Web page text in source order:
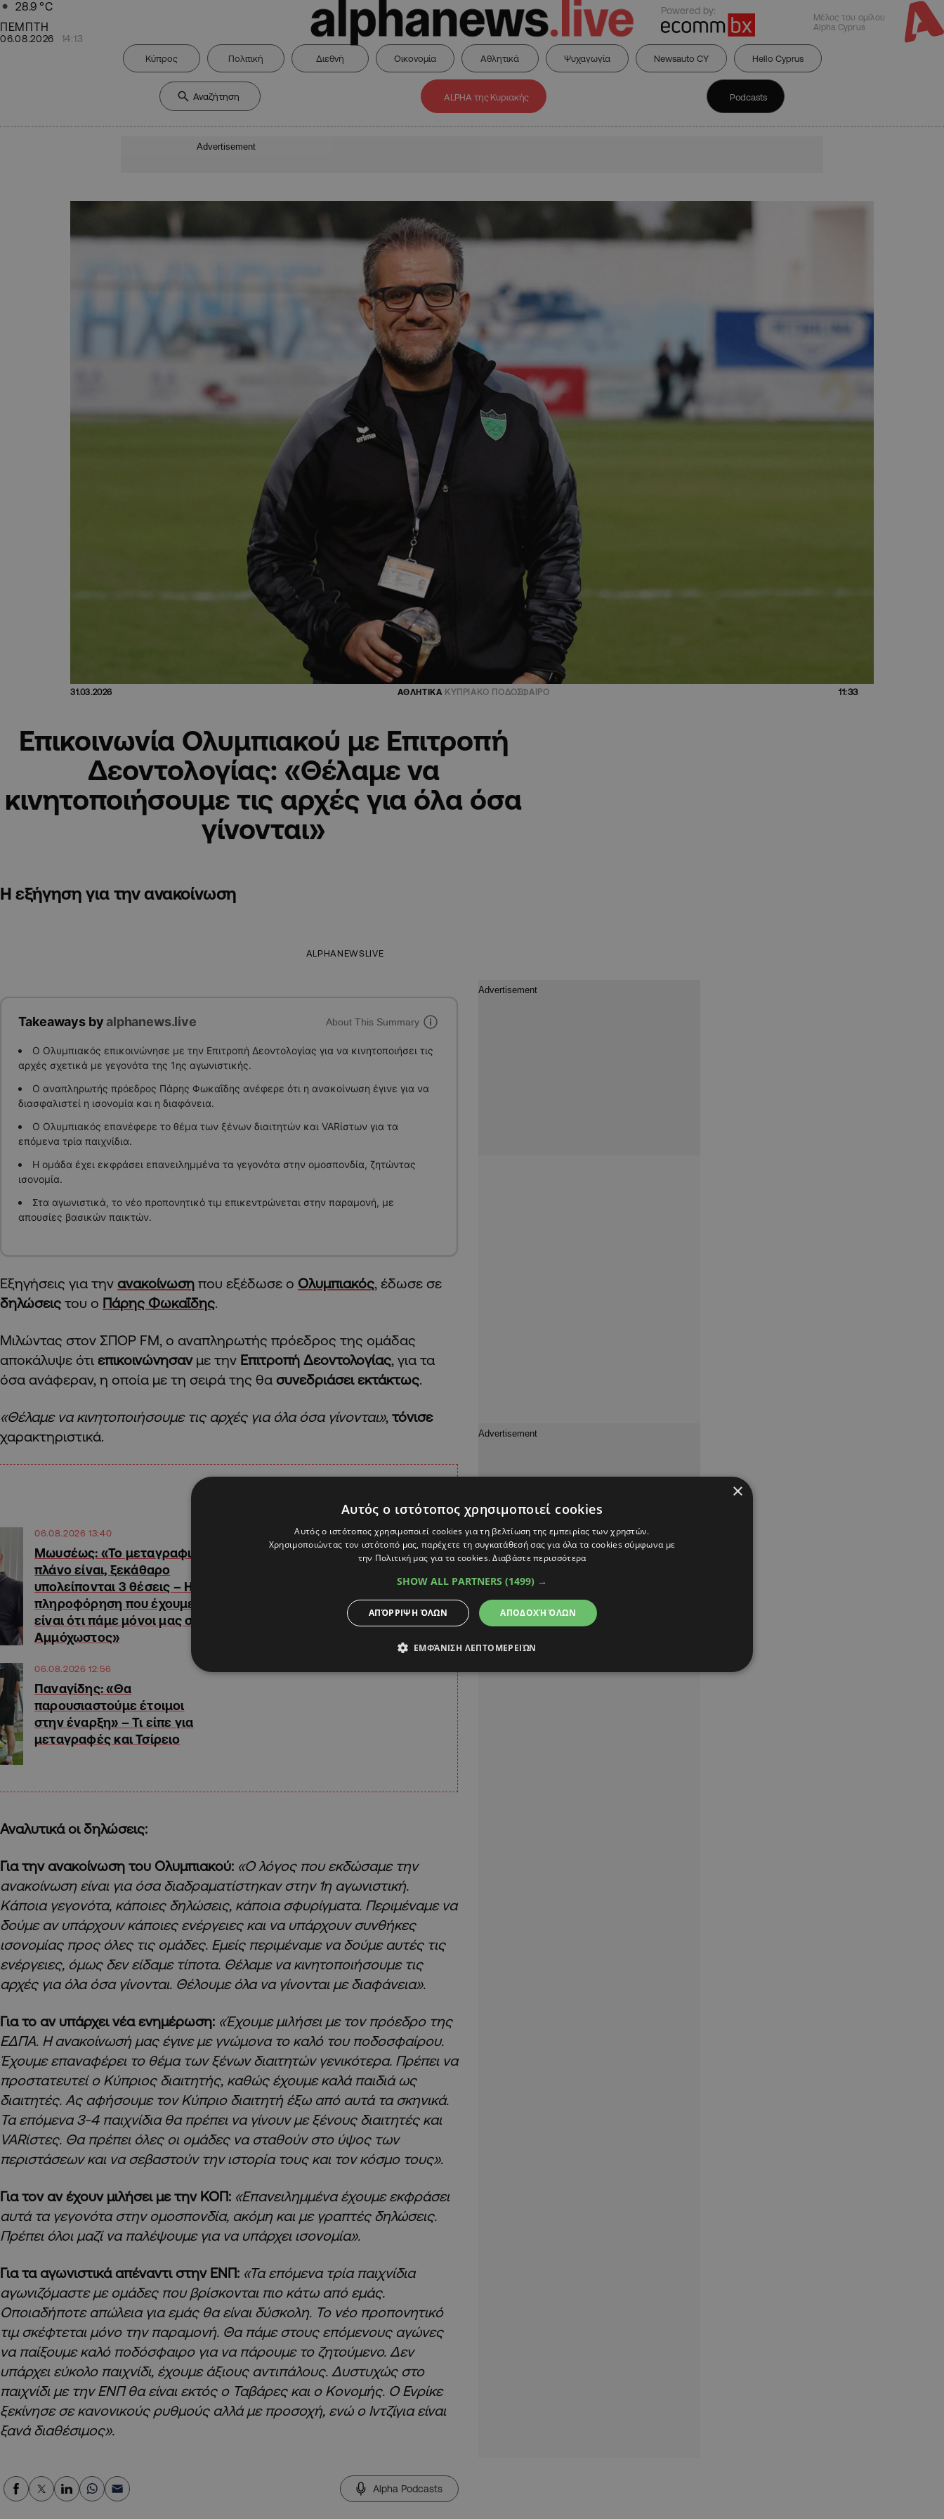
28.9 °C
ΠΕΜΠΤΗ
06.08.2026 14:13
Powered by:
Μέλος του ομίλου
Alpha Cyprus
Κύπρος Πολιτική Διεθνή Οικονομία Αθλητικά Ψυχαγωγία Newsauto CY Hello Cyprus
ALPHA της Κυριακής Podcasts
Advertisement
31.03.2026 ΑΘΛΗΤΙΚΑ ΚΥΠΡΙΑΚΟ ΠΟΔΟΣΦΑΙΡΟ 11:33
Επικοινωνία Ολυμπιακού με Επιτροπή
Δεοντολογίας: «Θέλαμε να
κινητοποιήσουμε τις αρχές για όλα όσα
γίνονται»
Η εξήγηση για την ανακοίνωση
ALPHANEWSLIVE
Takeaways byalphanews.live About This Summary
Ο Ολυμπιακός επικοινώνησε με την Επιτροπή Δεοντολογίας για να κινητοποιήσει τις
αρχές σχετικά με γεγονότα της 1ης αγωνιστικής.
Ο αναπληρωτής πρόεδρος Πάρης Φωκαΐδης ανέφερε ότι η ανακοίνωση έγινε για να
διασφαλιστεί η ισονομία και η διαφάνεια.
Ο Ολυμπιακός επανέφερε το θέμα των ξένων διαιτητών και VARίστων για τα
επόμενα τρία παιχνίδια.
Η ομάδα έχει εκφράσει επανειλημμένα τα γεγονότα στην ομοσπονδία, ζητώντας
ισονομία.
Στα αγωνιστικά, το νέο προπονητικό τιμ επικεντρώνεται στην παραμονή, με
απουσίες βασικών παικτών.
Εξηγήσεις για την ανακοίνωση που εξέδωσε ο Ολυμπιακός, έδωσε σε
δηλώσεις του ο Πάρης Φωκαΐδης.
Μιλώντας στον ΣΠΟΡ FM, o αναπληρωτής πρόεδρος της ομάδας
αποκάλυψε ότι επικοινώνησαν με την Επιτροπή Δεοντολογίας, για τα
όσα ανάφεραν, η οποία με τη σειρά της θα συνεδριάσει εκτάκτως.
«Θέλαμε να κινητοποιήσουμε τις αρχές για όλα όσα γίνονται», τόνισε
χαρακτηριστικά.
06.08.2026 13:40
Μωυσέως: «Το μεταγραφικό
πλάνο είναι, ξεκάθαρο
υπολείπονται 3 θέσεις – Η
πληροφόρηση που έχουμε
είναι ότι πάμε μόνοι μας στο
Αμμόχωστος»
06.08.2026 12:56
Παναγίδης: «Θα
παρουσιαστούμε έτοιμοι
στην έναρξη» – Τι είπε για
μεταγραφές και Τσίρειο
Αναλυτικά οι δηλώσεις:
Για την ανακοίνωση του Ολυμπιακού: «Ο λόγος που εκδώσαμε την
ανακοίνωση είναι για όσα διαδραματίστηκαν στην 1η αγωνιστική.
Κάποια γεγονότα, κάποιες δηλώσεις, κάποια σφυρίγματα. Περιμέναμε να
δούμε αν υπάρχουν κάποιες ενέργειες και να υπάρχουν συνθήκες
ισονομίας προς όλες τις ομάδες. Εμείς περιμέναμε να δούμε αυτές τις
ενέργειες, όμως δεν είδαμε τίποτα. Θέλαμε να κινητοποιήσουμε τις
αρχές για όλα όσα γίνονται. Θέλουμε όλα να γίνονται με διαφάνεια».
Για το αν υπάρχει νέα ενημέρωση: «Έχουμε μιλήσει με τον πρόεδρο της
ΕΔΠΑ. Η ανακοίνωσή μας έγινε με γνώμονα το καλό του ποδοσφαίρου.
Έχουμε επαναφέρει το θέμα των ξένων διαιτητών γενικότερα. Πρέπει να
προστατευτεί ο Κύπριος διαιτητής, καθώς έχουμε καλά παιδιά ως
διαιτητές. Ας αφήσουμε τον Κύπριο διαιτητή έξω από αυτά τα σκηνικά.
Τα επόμενα 3-4 παιχνίδια θα πρέπει να γίνουν με ξένους διαιτητές και
VARίστες. Θα πρέπει όλες οι ομάδες να σταθούν στο ύψος των
περιστάσεων και να σεβαστούν την ιστορία τους και τον κόσμο τους».
Για τον αν έχουν μιλήσει με την ΚΟΠ: «Επανειλημμένα έχουμε εκφράσει
αυτά τα γεγονότα στην ομοσπονδία, ακόμη και με γραπτές δηλώσεις.
Πρέπει όλοι μαζί να παλέψουμε για να υπάρχει ισονομία».
Για τα αγωνιστικά απέναντι στην ΕΝΠ: «Τα επόμενα τρία παιχνίδια
αγωνιζόμαστε με ομάδες που βρίσκονται πιο κάτω από εμάς.
Οποιαδήποτε απώλεια για εμάς θα είναι δύσκολη. Το νέο προπονητικό
τιμ σκέφτεται μόνο την παραμονή. Θα πάμε στους επόμενους αγώνες
να παίξουμε καλό ποδόσφαιρο για να πάρουμε το ζητούμενο. Δεν
υπάρχει εύκολο παιχνίδι, έχουμε άξιους αντιπάλους. Δυστυχώς στο
παιχνίδι με την ΕΝΠ θα είναι εκτός ο Ταβάρες και ο Κονομής. Ο Ενρίκε
ξεκίνησε σε κανονικούς ρυθμούς αλλά με προσοχή, ενώ ο Ιντζίγια είναι
ξανά διαθέσιμος».
Alpha Podcasts
×
Αυτός ο ιστότοπος χρησιμοποιεί cookies
Αυτός ο ιστότοπος χρησιμοποιεί cookies για τη βελτίωση της εμπειρίας των χρηστών.
Χρησιμοποιώντας τον ιστότοπό μας, παρέχετε τη συγκατάθεσή σας για όλα τα cookies σύμφωνα με
την Πολιτική μας για τα cookies.Διαβάστε περισσότερα
SHOW ALL PARTNERS (1499) →
ΑΠΟΔΟΧΉ ΌΛΩΝ
ΑΠΌΡΡΙΨΗ ΌΛΩΝ
ΕΜΦΆΝΙΣΗ ΛΕΠΤΟΜΕΡΕΙΏΝ